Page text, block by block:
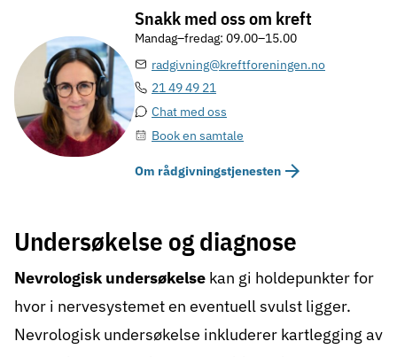
Snakk med oss om kreft
Mandag–fredag: 09.00–15.00
radgivning@kreftforeningen.no
21 49 49 21
Chat med oss
Book en samtale
Om rådgivningstjenesten
Undersøkelse og diagnose
Nevrologisk undersøkelse kan gi holdepunkter for
hvor i nervesystemet en eventuell svulst ligger.
Nevrologisk undersøkelse inkluderer kartlegging av